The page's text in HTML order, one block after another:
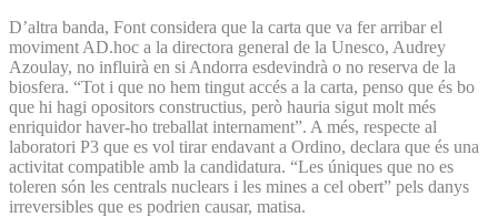
D’altra banda, Font considera que la carta que va fer arribar el
moviment AD.hoc a la directora general de la Unesco, Audrey
Azoulay, no influirà en si Andorra esdevindrà o no reserva de la
biosfera. “Tot i que no hem tingut accés a la carta, penso que és bo
que hi hagi opositors constructius, però hauria sigut molt més
enriquidor haver-ho treballat internament”. A més, respecte al
laboratori P3 que es vol tirar endavant a Ordino, declara que és una
activitat compatible amb la candidatura. “Les úniques que no es
toleren són les centrals nuclears i les mines a cel obert” pels danys
irreversibles que es podrien causar, matisa.